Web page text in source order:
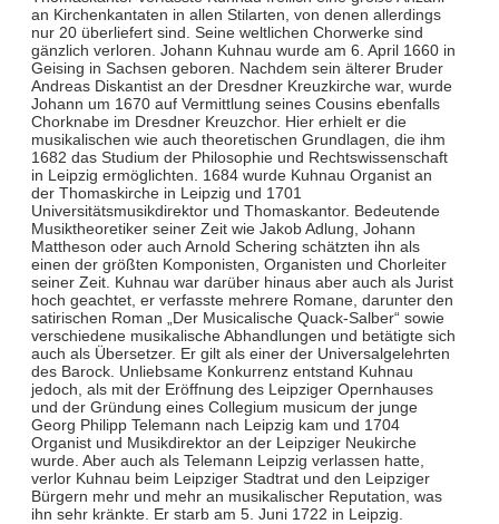
an Kirchenkantaten in allen Stilarten, von denen allerdings
nur 20 überliefert sind. Seine weltlichen Chorwerke sind
gänzlich verloren. Johann Kuhnau wurde am 6. April 1660 in
Geising in Sachsen geboren. Nachdem sein älterer Bruder
Andreas Diskantist an der Dresdner Kreuzkirche war, wurde
Johann um 1670 auf Vermittlung seines Cousins ebenfalls
Chorknabe im Dresdner Kreuzchor. Hier erhielt er die
musikalischen wie auch theoretischen Grundlagen, die ihm
1682 das Studium der Philosophie und Rechtswissenschaft
in Leipzig ermöglichten. 1684 wurde Kuhnau Organist an
der Thomaskirche in Leipzig und 1701
Universitätsmusikdirektor und Thomaskantor. Bedeutende
Musiktheoretiker seiner Zeit wie Jakob Adlung, Johann
Mattheson oder auch Arnold Schering schätzten ihn als
einen der größten Komponisten, Organisten und Chorleiter
seiner Zeit. Kuhnau war darüber hinaus aber auch als Jurist
hoch geachtet, er verfasste mehrere Romane, darunter den
satirischen Roman „Der Musicalische Quack-Salber“ sowie
verschiedene musikalische Abhandlungen und betätigte sich
auch als Übersetzer. Er gilt als einer der Universalgelehrten
des Barock. Unliebsame Konkurrenz entstand Kuhnau
jedoch, als mit der Eröffnung des Leipziger Opernhauses
und der Gründung eines Collegium musicum der junge
Georg Philipp Telemann nach Leipzig kam und 1704
Organist und Musikdirektor an der Leipziger Neukirche
wurde. Aber auch als Telemann Leipzig verlassen hatte,
verlor Kuhnau beim Leipziger Stadtrat und den Leipziger
Bürgern mehr und mehr an musikalischer Reputation, was
ihn sehr kränkte. Er starb am 5. Juni 1722 in Leipzig.